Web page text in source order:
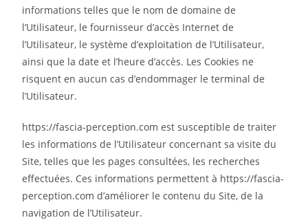
informations telles que le nom de domaine de
l’Utilisateur, le fournisseur d’accès Internet de
l’Utilisateur, le système d’exploitation de l’Utilisateur,
ainsi que la date et l’heure d’accès. Les Cookies ne
risquent en aucun cas d’endommager le terminal de
l’Utilisateur.
https://fascia-perception.com est susceptible de traiter
les informations de l’Utilisateur concernant sa visite du
Site, telles que les pages consultées, les recherches
effectuées. Ces informations permettent à https://fascia-
perception.com d’améliorer le contenu du Site, de la
navigation de l’Utilisateur.